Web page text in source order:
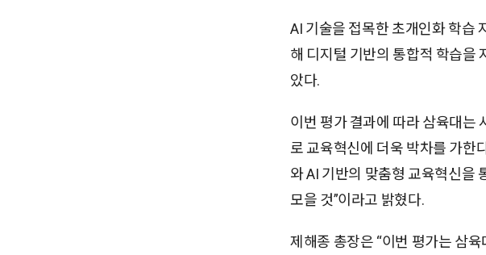
AI 기술을 접목한 초개인화 학습
해 디지털 기반의 통합적 학습을
았다.
이번 평가 결과에 따라 삼육대는
로 교육혁신에 더욱 박차를 가한
와 AI 기반의 맞춤형 교육혁신을
모을 것”이라고 밝혔다.
제해종 총장은 “이번 평가는 삼